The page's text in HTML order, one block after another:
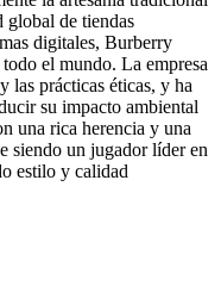
global de tiendas
digitales, Burberry
el mundo. La empresa
las prácticas éticas, y ha
su impacto ambiental
una rica herencia y una
siendo un jugador líder en
estilo y calidad